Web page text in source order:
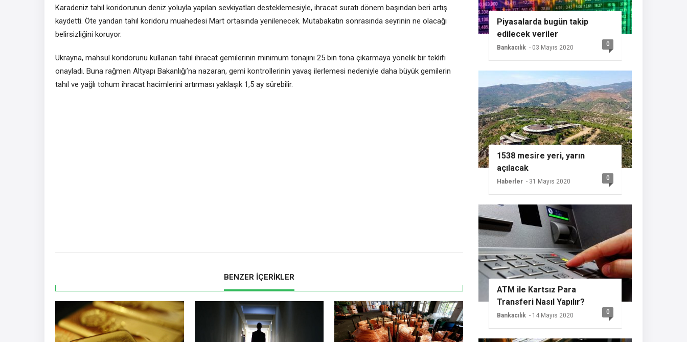
Karadeniz tahıl koridorunun deniz yoluyla yapılan sevkiyatları desteklemesiyle, ihracat suratı dönem başından beri artış
kaydetti. Öte yandan tahıl koridoru muahedesi Mart ortasında yenilenecek. Mutabakatın sonrasında seyrinin ne olacağı
belirsizliğini koruyor.
Ukrayna, mahsul koridorunu kullanan tahıl ihracat gemilerinin minimum tonajını 25 bin tona çıkarmaya yönelik bir teklifi
onayladı. Buna rağmen Altyapı Bakanlığı’na nazaran, gemi kontrollerinin yavaş ilerlemesi nedeniyle daha büyük gemilerin
tahıl ve yağlı tohum ihracat hacimlerini artırması yaklaşık 1,5 ay sürebilir.
BENZER İÇERİKLER
Piyasalarda bugün takip
edilecek veriler
Bankacılık - 03 Mayıs 2020 0
1538 mesire yeri, yarın
açılacak
Haberler - 31 Mayıs 2020 0
ATM ile Kartsız Para
Transferi Nasıl Yapılır?
Bankacılık - 14 Mayıs 2020 0